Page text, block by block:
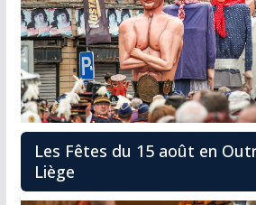
Les Fêtes du 15 août en
Liège